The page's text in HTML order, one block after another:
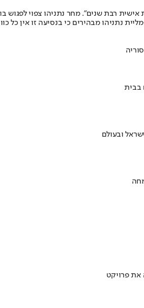
רבת שנים". מחר נתניהו צפוי לפגוש
נתניהו מבהירים כי בנסיעה זו אין כל
סוריה
בבית
ובעולם